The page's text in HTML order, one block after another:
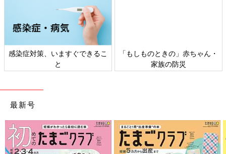
るこ
「もしものときの」赤ちゃん・
日本外来小児科学会リー
ト検討会
最新号